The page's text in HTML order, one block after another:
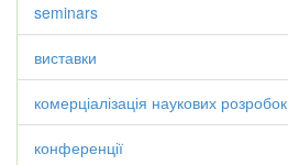
seminars
виставки
комерціалізація наукових розробок
конференції